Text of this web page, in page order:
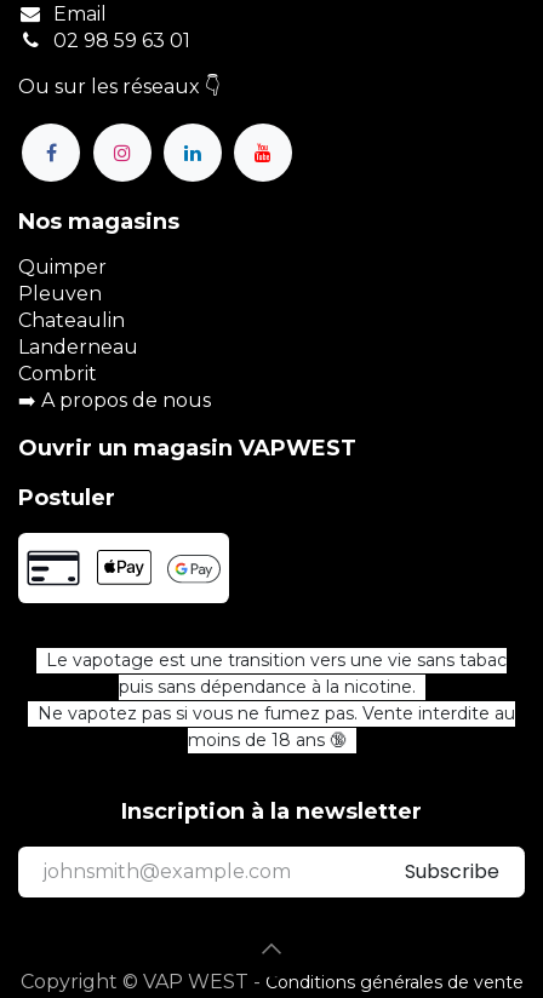
Email
02 98 59 63 01
Ou sur les réseaux 👇
Nos magasins
Quimper
Pleuven
Chateaulin
Landerneau
Combrit
➡️ A propos de nous
Ouvrir un magasin VAPWEST
Postuler
Le vapotage est une transition vers une vie sans tabac
puis sans dépendance à la nicotine.
Ne vapotez pas si vous ne fumez pas. Vente interdite au
moins de 18 ans 🔞
Inscription à la newsletter
Subscribe
Copyright © VAP WEST - Conditions générales de vente